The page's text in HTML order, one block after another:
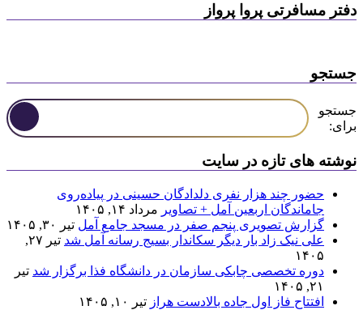
دفتر مسافرتی پروا پرواز
جستجو
جستجو
برای:
نوشته های تازه در سایت
حضور چند هزار نفری دلدادگان حسینی در پیاده‌روی
جاماندگان اربعین آمل + تصاویر مرداد ۱۴, ۱۴۰۵
گزارش تصویری پنجم صفر در مسجد جامع آمل تیر ۳۰, ۱۴۰۵
علی نیک زاد بار دیگر سکاندار بسیج رسانه آمل شد
تیر ۲۷,
۱۴۰۵
دوره تخصصی چابکی سازمان در دانشگاه فذا برگزار شد تیر
۲۱, ۱۴۰۵
افتتاح فاز اول جاده بالادست هراز تیر ۱۰, ۱۴۰۵